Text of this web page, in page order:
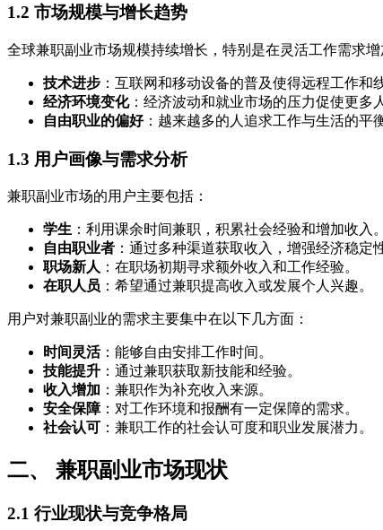
1.2 市场规模与增长趋势
全球兼职副业市场规模持续增长，特别是在灵活工作需求
技术进步 ：互联网和移动设备的普及使得远程工作和
经济环境变化：经济波动和就业市场的压力促使更多
自由职业的偏好：越来越多的人追求工作与生活的平
1.3 用户画像与需求分析
兼职副业市场的用户主要包括：
学生 ：利用课余时间兼职，积累社会经验和增加收入。
自由职业者 ：通过多种渠道获取收入，增强经济稳定
职场新人 ：在职场初期寻求额外收入和工作经验。
在职人员 ：希望通过兼职提高收入或发展个人兴趣。
用户对兼职副业的需求主要集中在以下几方面：
时间灵活：能够自由安排工作时间。
技能提升 ：通过兼职获取新技能和经验。
收入增加 ：兼职作为补充收入来源。
安全保障：对工作环境和报酬有一定保障的需求。
社会认可 ：兼职工作的社会认可度和职业发展潜力。
二、 兼职副业市场现状
2.1 行业现状与竞争格局